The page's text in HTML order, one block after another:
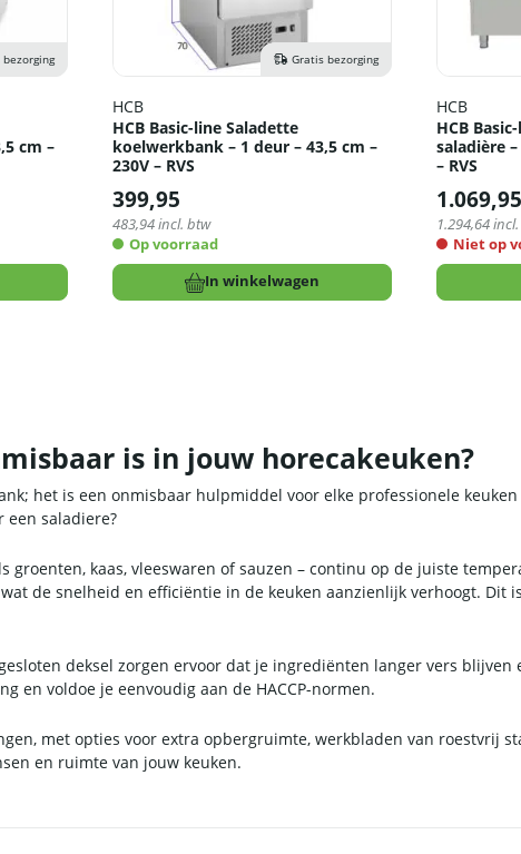
cm –
Gratis bezorging
HCB
HCB Basic-line Saladette
koelwerkbank – 1 deur – 43,5 cm –
230V – RVS
399,95
483,94incl. btw
Op voorraad
In winkelwagen
HCB
HCB
saladière
– RVS
1.069,95
1.294,64incl.
Niet op
is in jouw horecakeuken?
het is een onmisbaar hulpmiddel voor elke professionele
een saladiere?
kaas, vleeswaren of sauzen – continu op de juiste
de snelheid en efficiëntie in de keuken aanzienlijk verhoogt. Dit
deksel zorgen ervoor dat je ingrediënten langer vers blijven
en voldoe je eenvoudig aan de HACCP-normen.
met opties voor extra opbergruimte, werkbladen van roestvrij
en ruimte van jouw keuken.